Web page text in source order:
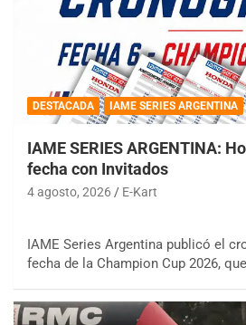
DESTACADA IAME SERIES ARGENTINA
IAME SERIES ARGENTINA:
fecha con Invitados
4 agosto, 2026 E-Kart
IAME Series Argentina publicó el
fecha de la Champion Cup 2026,